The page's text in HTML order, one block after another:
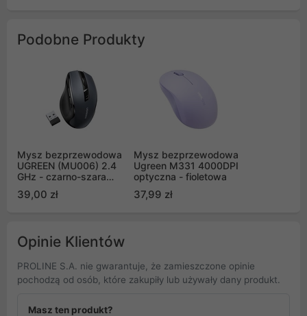
Podobne Produkty
Mysz bezprzewodowa
UGREEN (MU006) 2.4
GHz - czarno-szara
39,00 zł
Mysz bezprzewodowa
Ugreen M331 4000DPI
optyczna - fioletowa
37,99 zł
Opinie Klientów
PROLINE S.A. nie gwarantuje, że zamieszczone opinie
pochodzą od osób, które zakupiły lub używały dany produkt.
Masz ten produkt?